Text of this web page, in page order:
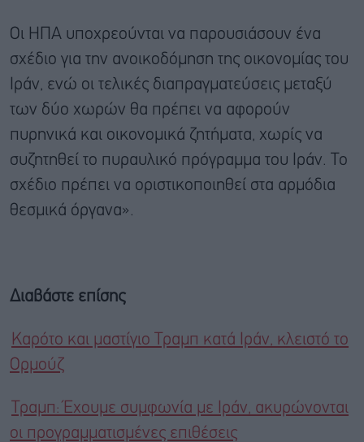
Οι ΗΠΑ υποχρεούνται να παρουσιάσουν ένα
σχέδιο για την ανοικοδόμηση της οικονομίας του
Ιράν, ενώ οι τελικές διαπραγματεύσεις μεταξύ
των δύο χωρών θα πρέπει να αφορούν
πυρηνικά και οικονομικά ζητήματα, χωρίς να
συζητηθεί το πυραυλικό πρόγραμμα του Ιράν. Το
σχέδιο πρέπει να οριστικοποιηθεί στα αρμόδια
θεσμικά όργανα».
Διαβάστε επίσης
Καρότο και μαστίγιο Τραμπ κατά Ιράν, κλειστό το
Ορμούζ
Τραμπ: Έχουμε συμφωνία με Ιράν, ακυρώνονται
οι προγραμματισμένες επιθέσεις